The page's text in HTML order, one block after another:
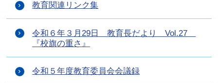
教育関連リンク集
令和６年３月29日 教育長だより Vol.27
『校旗の重さ』
令和５年度教育委員会会議録